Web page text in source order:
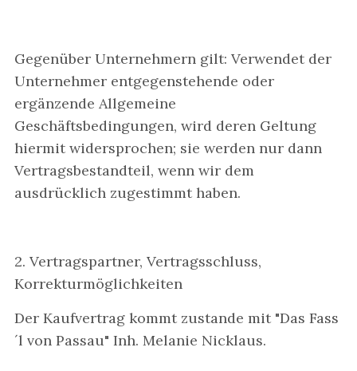
Gegenüber Unternehmern gilt: Verwendet der
Unternehmer entgegenstehende oder
ergänzende Allgemeine
Geschäftsbedingungen, wird deren Geltung
hiermit widersprochen; sie werden nur dann
Vertragsbestandteil, wenn wir dem
ausdrücklich zugestimmt haben.
2. Vertragspartner, Vertragsschluss,
Korrekturmöglichkeiten
Der Kaufvertrag kommt zustande mit "Das Fass
´l von Passau" Inh. Melanie Nicklaus.